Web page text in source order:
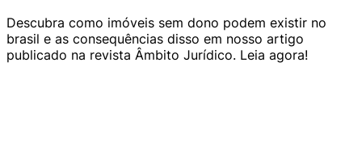
Descubra como imóveis sem dono podem existir no
brasil e as consequências disso em nosso artigo
publicado na revista Âmbito Jurídico. Leia agora!